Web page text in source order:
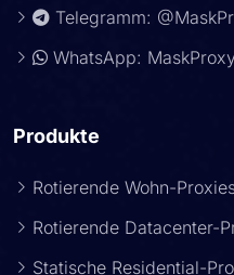
Telegramm:
WhatsApp:
Produkte
Rotierende Wohn-
Rotierende Datacenter-
Statische Residential-